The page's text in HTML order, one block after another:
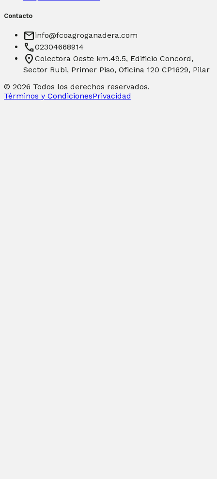
Contacto
mailinfo@fcoagroganadera.com
phone02304668914
location_on Colectora Oeste km.49.5, Edificio Concord,
Sector Rubi, Primer Piso, Oficina 120 CP1629, Pilar
© 2026 Todos los derechos reservados.
Términos y CondicionesPrivacidad